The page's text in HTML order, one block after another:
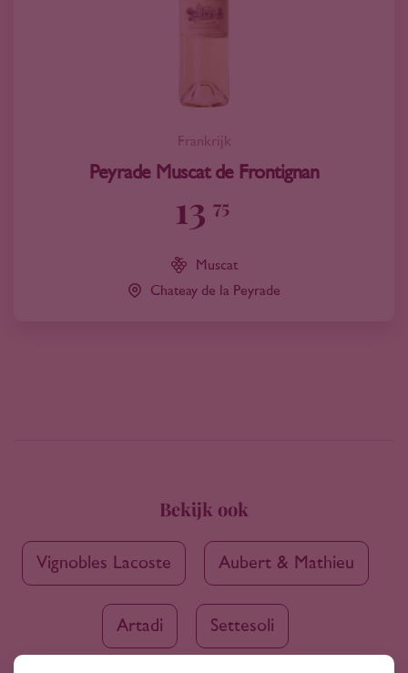
Frankrijk
Peyrade Muscat de Frontignan
13 75
Muscat
Chateay de la Peyrade
Bekijk ook
Vignobles Lacoste Aubert & Mathieu
Artadi Settesoli